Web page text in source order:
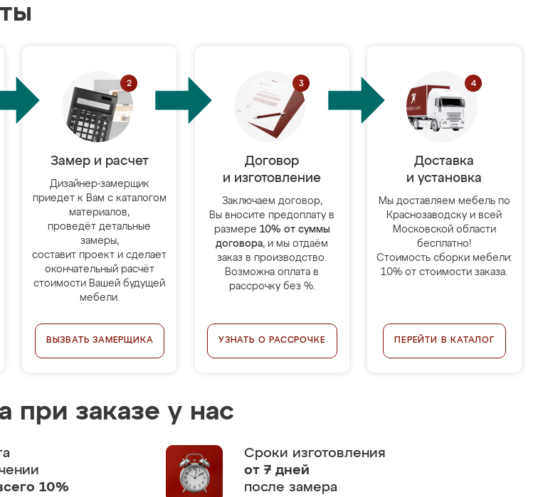
Замер и расчет
Дизайнер-замерщик
приедет к Вам с каталогом
материалов,
проведёт детальные
замеры,
составит проект и сделает
окончательный расчёт
стоимости Вашей будущей
мебели.
ВЫЗВАТЬ ЗАМЕРЩИКА
Договор
и изготовление
Заключаем договор,
Вы вносите предоплату в
размере 10% от суммы
договора, и мы отдаём
заказ в производство.
Возможна оплата в
рассрочку без %.
УЗНАТЬ О РАССРОЧКЕ
Доставка
и установка
Мы доставляем мебель по
Краснозаводску и всей
Московской области
бесплатно!
Стоимость сборки мебели:
10% от стоимости заказа.
ПЕРЕЙТИ В КАТАЛОГ
при заказе у нас
10%
Сроки изготовления
от 7 дней
после замера